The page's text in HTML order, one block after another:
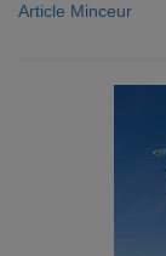
Article Minceur